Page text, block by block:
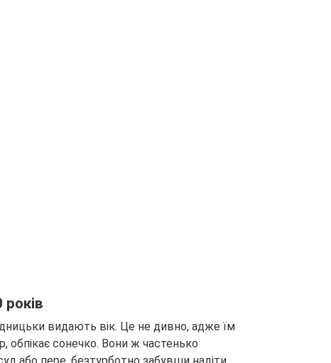
видають вік. Це не дивно, адже їм
обпікає сонечко. Вони ж частенько